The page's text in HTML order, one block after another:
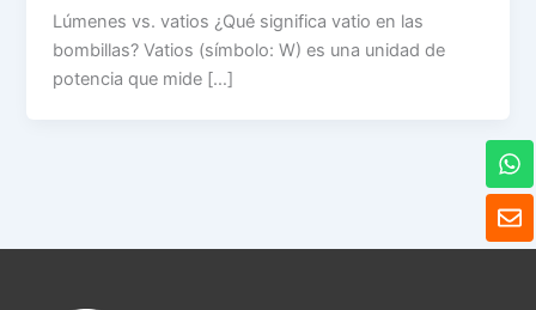
Lúmenes vs. vatios ¿Qué significa vatio en las
bombillas? Vatios (símbolo: W) es una unidad de
potencia que mide […]
S
o
b
W
h
a
t
s